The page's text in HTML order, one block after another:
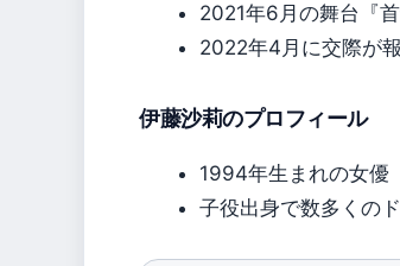
2021年6月の舞台『
2022年4月に交際が
伊藤沙莉のプロフィール
1994年生まれの女優
子役出身で数多くの